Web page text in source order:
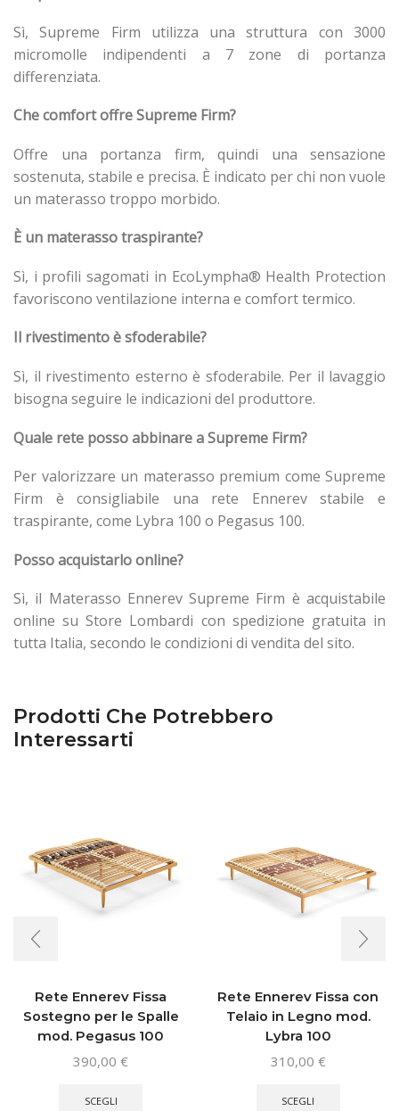
Sì, Supreme Firm utilizza una struttura con 3000
micromolle indipendenti a 7 zone di portanza
differenziata.
Che comfort offre Supreme Firm?
Offre una portanza firm, quindi una sensazione
sostenuta, stabile e precisa. È indicato per chi non vuole
un materasso troppo morbido.
È un materasso traspirante?
Sì, i profili sagomati in EcoLympha® Health Protection
favoriscono ventilazione interna e comfort termico.
Il rivestimento è sfoderabile?
Sì, il rivestimento esterno è sfoderabile. Per il lavaggio
bisogna seguire le indicazioni del produttore.
Quale rete posso abbinare a Supreme Firm?
Per valorizzare un materasso premium come Supreme
Firm è consigliabile una rete Ennerev stabile e
traspirante, come Lybra 100 o Pegasus 100.
Posso acquistarlo online?
Sì, il Materasso Ennerev Supreme Firm è acquistabile
online su Store Lombardi con spedizione gratuita in
tutta Italia, secondo le condizioni di vendita del sito.
Prodotti Che Potrebbero
Interessarti
Rete Ennerev Fissa
Sostegno per le Spalle
mod. Pegasus 100
390,00€
SCEGLI
Rete Ennerev Fissa con
Telaio in Legno mod.
Lybra 100
310,00 €
SCEGLI